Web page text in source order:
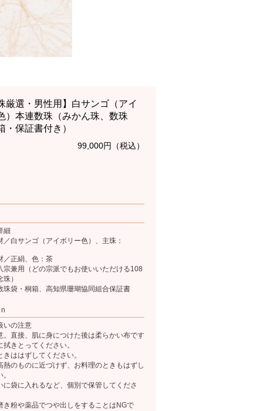
厳選・男性用】白サンゴ（アイ
）本連数珠（みかん珠、数珠
・保証書付き）
99,000円（税込）
細
／白サンゴ（アイボリー色）、主珠：
／正絹、色：茶
宗兼用（どの宗派でもお使いいただける108
）
珠袋・桐箱、高知県珊瑚協同組合保証書
いの注意
。直接、肌に身につけた後は柔らかい布です
拭きとってください。
きははずしてください。
熱のものに近づけず、お料理のときもはずし
に袋に入れるなど、個別で保管してくださ
き粉や薬品でつや出しをすることはNGで